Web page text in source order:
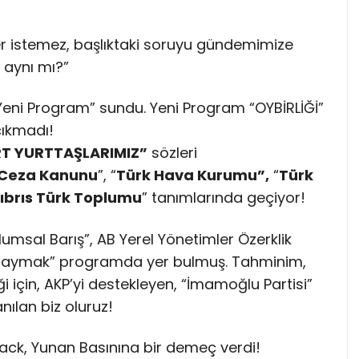
istemez, başlıktaki soruyu gündemimize
mı?”
Program” sundu. Yeni Program “OYBİRLİĞİ”
YURTTAŞLARIMIZ” sözleri
Kanunu”, “Türk Hava Kurumu”, “Türk
Türk Toplumu” tanımlarında geçiyor!
Barış”, AB Yerel Yönetimler Özerklik
Saymak” programda yer bulmuş. Tahminim,
AKP’yi destekleyen, “İmamoğlu Partisi”
biz oluruz!
Yunan Basınına bir demeç verdi!